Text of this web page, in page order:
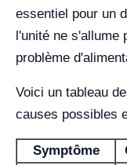
essentiel pour un
l'unité ne s'allume
problème
Voici un tableau
causes possibles
Symptôme